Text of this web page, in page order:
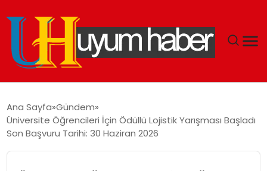
EKONOMI
Ana Sayfa Gündem
Üniversite Öğrencileri İçin Ödüllü Lojistik Yarışması Başladı
Son Başvuru Tarihi: 30 Haziran 2026